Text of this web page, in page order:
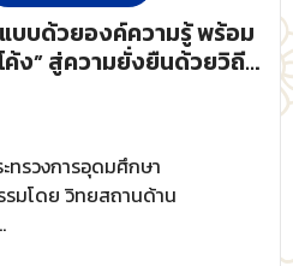
บบด้วยองค์ความรู้ พร้อม
ง” สู่ความยั่งยืนด้วยวิถี
ทรวงการอุดมศึกษา
มโดย วิทยสถานด้าน